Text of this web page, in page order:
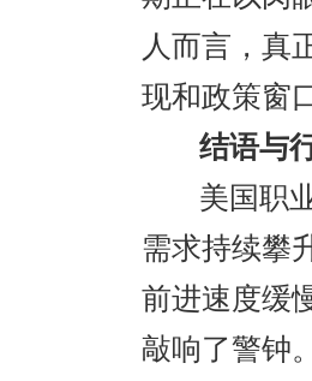
人而言，真
现和政策窗
结语与
美国职
需求持续攀
前进速度缓
敲响了警钟。